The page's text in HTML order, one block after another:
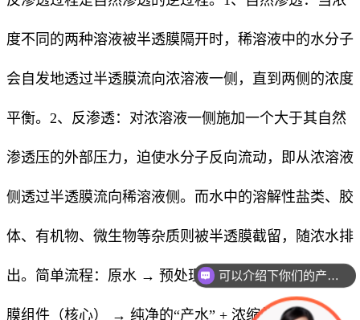
度不同的两种溶液被半透膜隔开时，稀溶液中的水分子
会自发地透过半透膜流向浓溶液一侧，直到两侧的浓度
平衡。2、反渗透：对浓溶液一侧施加一个大于其自然
渗透压的外部压力，迫使水分子反向流动，即从浓溶液
侧透过半透膜流向稀溶液侧。而水中的溶解性盐类、胶
体、有机物、微生物等杂质则被半透膜截留，随浓水排
出。 简单流程 ： 原水 → 预处理系统 → 高压泵 →RO
膜组件 （核心） → 纯净的“产水” + 浓缩的“浓水”。
可以介绍下你们的产品么